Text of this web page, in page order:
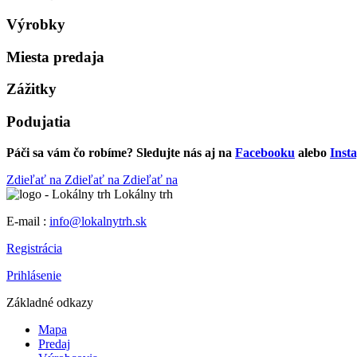
Výrobky
Miesta predaja
Zážitky
Podujatia
Páči sa vám čo robíme? Sledujte nás aj na Facebooku alebo
Zdieľať na Zdieľať na Zdieľať na
Lokálny trh
E-mail : info@lokalnytrh.sk
Registrácia
Prihlásenie
Základné odkazy
Mapa
Predaj